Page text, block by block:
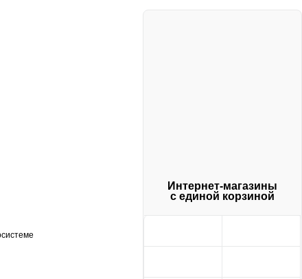
Интернет-магазины
с единой корзиной